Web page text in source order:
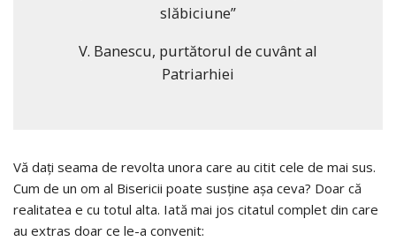
slăbiciune”
V. Banescu, purtătorul de cuvânt al
Patriarhiei
Vă dați seama de revolta unora care au citit cele de mai sus.
Cum de un om al Bisericii poate susține așa ceva? Doar că
realitatea e cu totul alta. Iată mai jos citatul complet din care
au extras doar ce le-a convenit: